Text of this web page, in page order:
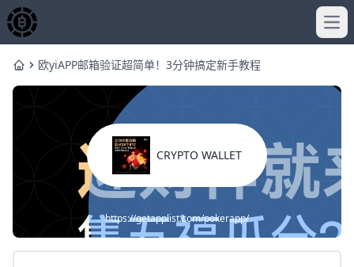
Home欧yiAPP邮箱验证超简单！3分钟搞定新手教程
CRYPTO WALLET
https://getapplist.com/pokerapp/